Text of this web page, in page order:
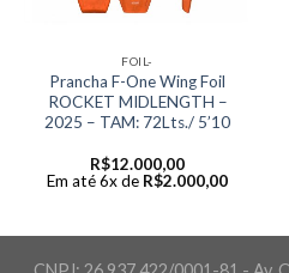
FOIL-
Prancha F-One Wing Foil
ROCKET MIDLENGTH –
2025 – TAM: 72Lts./ 5’10
R$12.000,00
Em até 6x de R$2.000,00